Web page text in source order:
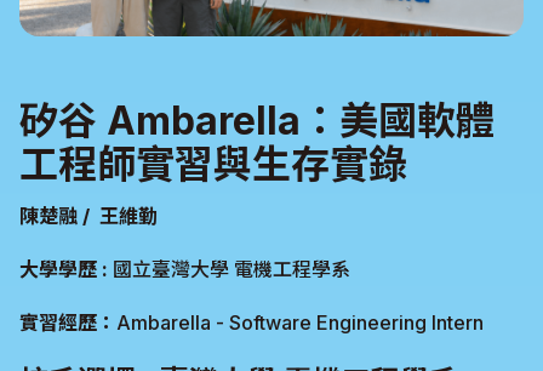
矽谷 Ambarella：美國軟體
工程師實習與生存實錄
陳楚融 / 王維勤
大學學歷 : 國立臺灣大學 電機工程學系
實習經歷： Ambarella - Software Engineering Intern